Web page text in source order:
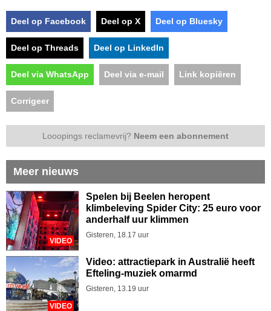
Deel op Facebook Deel op X Deel op Bluesky
Deel op Threads Deel op LinkedIn
Deel via WhatsApp Deel via e-mail Link kopiëren
Corrigeer
Looopings reclamevrij? Neem een abonnement
Meer nieuws
VIDEO
Spelen bij Beelen heropent
klimbeleving Spider City: 25 euro voor
anderhalf uur klimmen
Gisteren, 18.17 uur
VIDEO
Video: attractiepark in Australië heeft
Efteling-muziek omarmd
Gisteren, 13.19 uur